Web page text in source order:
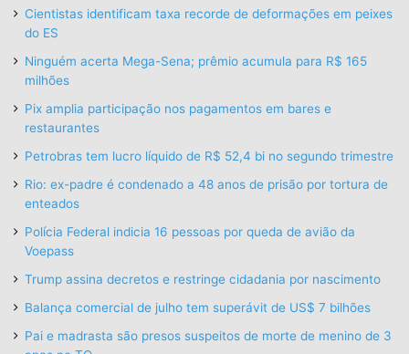
Cientistas identificam taxa recorde de deformações em peixes
do ES
Ninguém acerta Mega-Sena; prêmio acumula para R$ 165
milhões
Pix amplia participação nos pagamentos em bares e
restaurantes
Petrobras tem lucro líquido de R$ 52,4 bi no segundo trimestre
Rio: ex-padre é condenado a 48 anos de prisão por tortura de
enteados
Polícia Federal indicia 16 pessoas por queda de avião da
Voepass
Trump assina decretos e restringe cidadania por nascimento
Balança comercial de julho tem superávit de US$ 7 bilhões
Pai e madrasta são presos suspeitos de morte de menino de 3